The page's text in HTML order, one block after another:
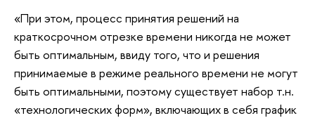
«При этом, процесс принятия решений на
краткосрочном отрезке времени никогда не может
быть оптимальным, ввиду того, что и решения
принимаемые в режиме реального времени не могут
быть оптимальными, поэтому существует набор т.н.
«технологических форм», включающих в себя график